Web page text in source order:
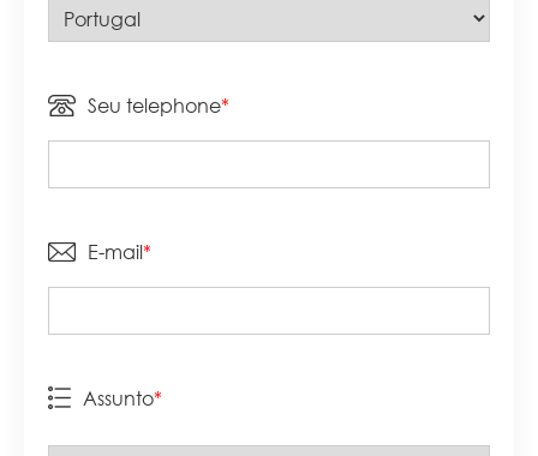
Seu telephone*
E-mail*
Assunto*